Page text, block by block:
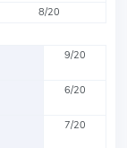
8/20
9/20
6/20
7/20